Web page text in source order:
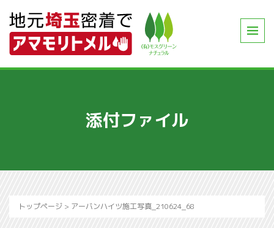
添付ファイル
トップページ > アーバンハイツ施工写真_210624_68